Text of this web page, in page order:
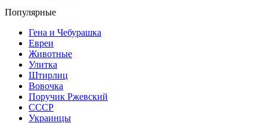
Популярные
Гена и Чебурашка
Евреи
Животные
Улитка
Штирлиц
Вовочка
Поручик Ржевский
СССР
Украинцы